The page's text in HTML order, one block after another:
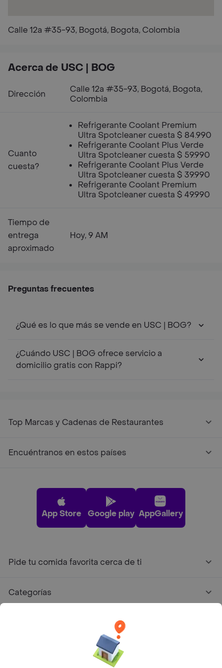
Calle 12a #35-93, Bogotá, Bogota, Colombia
Acerca de USC | BOG
Dirección
Calle 12a #35-93, Bogotá, Bogota,
Colombia
Cuanto
cuesta?
Refrigerante Coolant Premium
Ultra Spotcleaner cuesta $ 84.990
Refrigerante Coolant Plus Verde
Ultra Spotcleaner cuesta $ 59.990
Refrigerante Coolant Plus Verde
Ultra Spotcleaner cuesta $ 39.990
Refrigerante Coolant Premium
Ultra Spotcleaner cuesta $ 49.990
Tiempo de
entrega
aproximado
Hoy, 9 AM
Preguntas frecuentes
¿Qué es lo que más se vende en USC | BOG?
¿Cuándo USC | BOG ofrece servicio a
domicilio gratis con Rappi?
Top Marcas y Cadenas de Restaurantes
Encuéntranos en estos países
App Store Google play AppGallery
Pide tu comida favorita cerca de ti
Categorías